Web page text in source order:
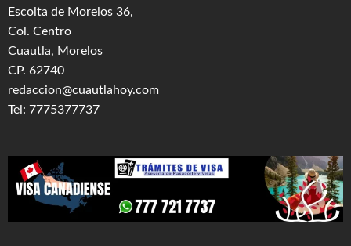
Escolta de Morelos 36,
Col. Centro
Cuautla, Morelos
CP. 62740
redaccion@cuautlahoy.com
Tel: 7775377737